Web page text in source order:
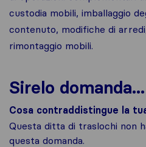
custodia mobili, imballaggio
contenuto, modifiche di
rimontaggio mobili.
Sirelo domanda...
Cosa contraddistingue la
Questa ditta di traslochi non
questa domanda.